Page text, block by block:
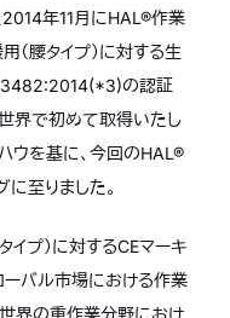
2014年11月にHAL®作業
（腰タイプ）に対する生
の認証
界で初めて取得いたし
ウを基に、今回のHAL®
に至りました。
プ）に対するCEマーキ
ーバル市場における作業
界の重作業分野におけ